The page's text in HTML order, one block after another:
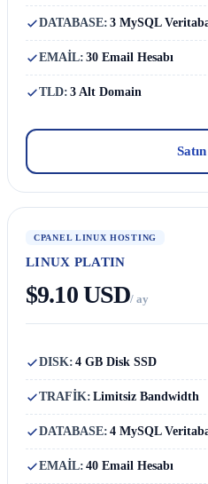
DATABASE: 3 MySQL
EMAİL: 30 Email Hesabı
TLD: 3 Alt Domain
CPANEL LINUX HOSTING
LINUX PLATIN
$9.10 USD/ ay
DISK: 4 GB Disk SSD
TRAFİK: Limitsiz Bandwidth
DATABASE: 4 MySQL
EMAİL: 40 Email Hesabı